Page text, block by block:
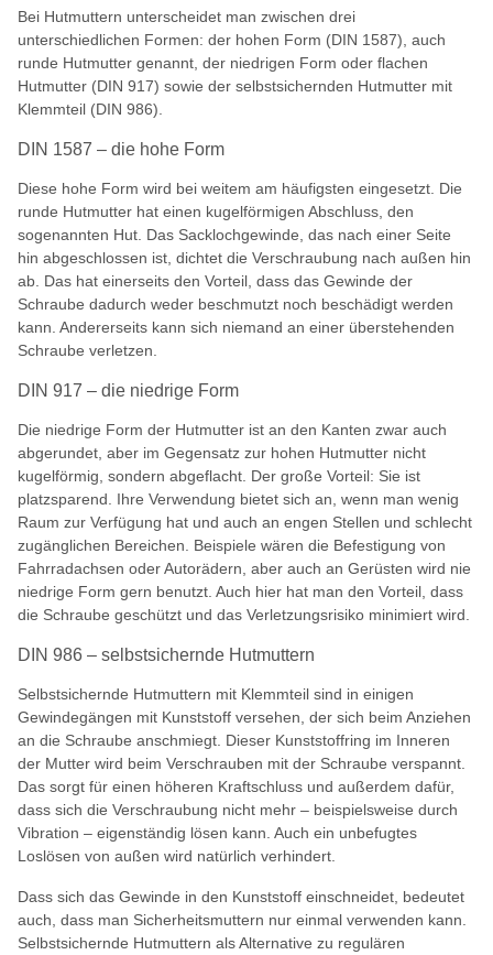
Bei Hutmuttern unterscheidet man zwischen drei
unterschiedlichen Formen: der hohen Form (DIN 1587), auch
runde Hutmutter genannt, der niedrigen Form oder flachen
Hutmutter (DIN 917) sowie der selbstsichernden Hutmutter mit
Klemmteil (DIN 986).
DIN 1587 – die hohe Form
Diese hohe Form wird bei weitem am häufigsten eingesetzt. Die
runde Hutmutter hat einen kugelförmigen Abschluss, den
sogenannten Hut. Das Sacklochgewinde, das nach einer Seite
hin abgeschlossen ist, dichtet die Verschraubung nach außen hin
ab. Das hat einerseits den Vorteil, dass das Gewinde der
Schraube dadurch weder beschmutzt noch beschädigt werden
kann. Andererseits kann sich niemand an einer überstehenden
Schraube verletzen.
DIN 917 – die niedrige Form
Die niedrige Form der Hutmutter ist an den Kanten zwar auch
abgerundet, aber im Gegensatz zur hohen Hutmutter nicht
kugelförmig, sondern abgeflacht. Der große Vorteil: Sie ist
platzsparend. Ihre Verwendung bietet sich an, wenn man wenig
Raum zur Verfügung hat und auch an engen Stellen und schlecht
zugänglichen Bereichen. Beispiele wären die Befestigung von
Fahrradachsen oder Autorädern, aber auch an Gerüsten wird nie
niedrige Form gern benutzt. Auch hier hat man den Vorteil, dass
die Schraube geschützt und das Verletzungsrisiko minimiert wird.
DIN 986 – selbstsichernde Hutmuttern
Selbstsichernde Hutmuttern mit Klemmteil sind in einigen
Gewindegängen mit Kunststoff versehen, der sich beim Anziehen
an die Schraube anschmiegt. Dieser Kunststoffring im Inneren
der Mutter wird beim Verschrauben mit der Schraube verspannt.
Das sorgt für einen höheren Kraftschluss und außerdem dafür,
dass sich die Verschraubung nicht mehr – beispielsweise durch
Vibration – eigenständig lösen kann. Auch ein unbefugtes
Loslösen von außen wird natürlich verhindert.
Dass sich das Gewinde in den Kunststoff einschneidet, bedeutet
auch, dass man Sicherheitsmuttern nur einmal verwenden kann.
Selbstsichernde Hutmuttern als Alternative zu regulären